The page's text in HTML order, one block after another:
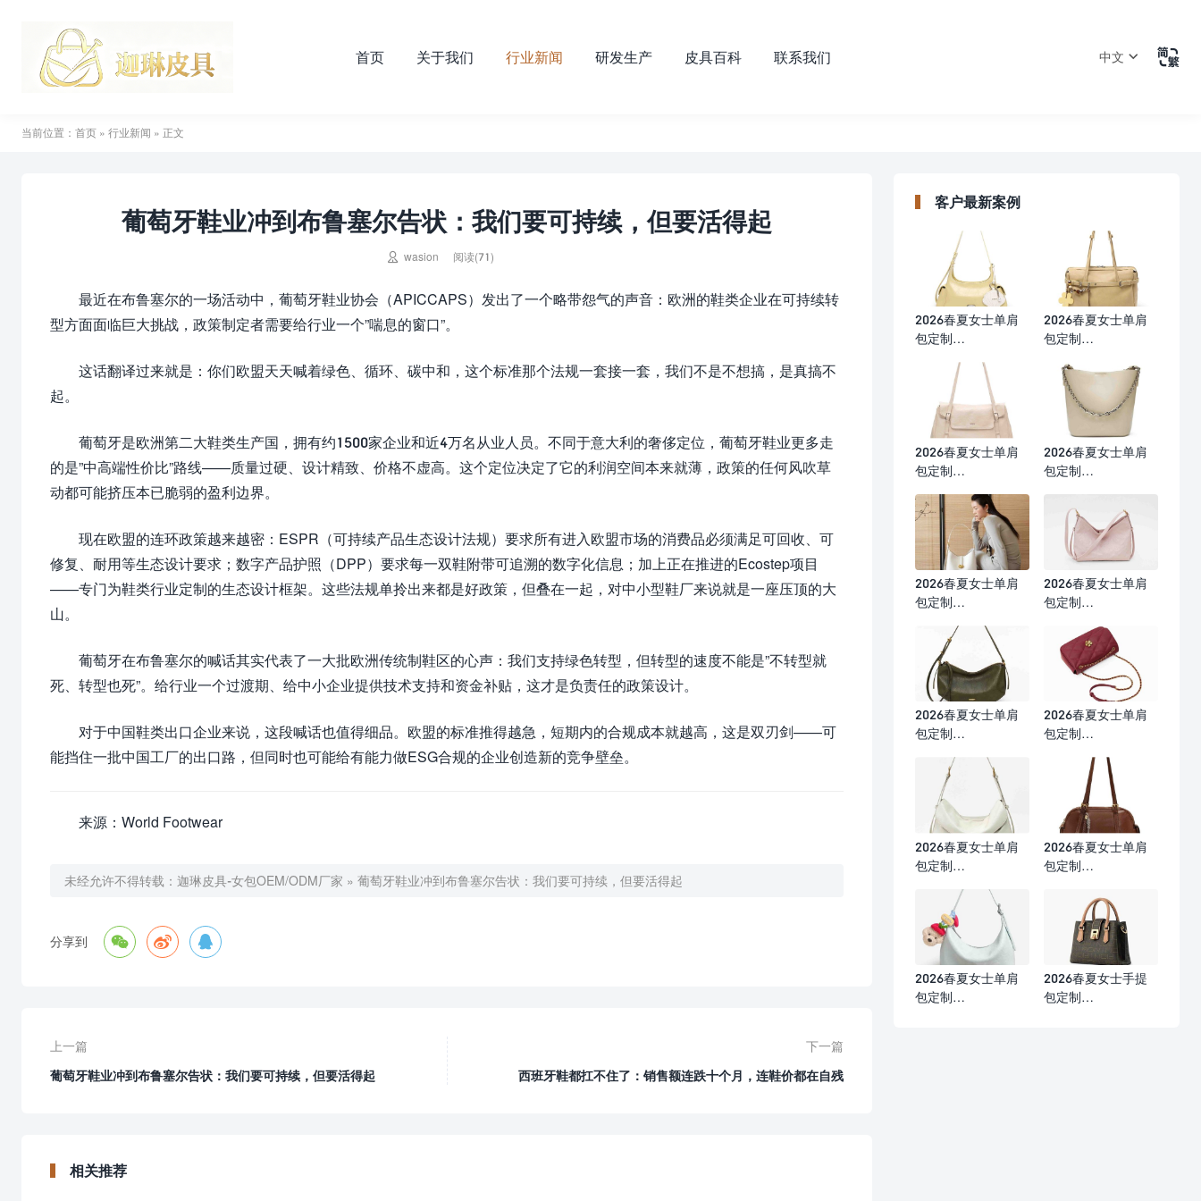

中文
首页 关于我们 行业新闻 研发生产 皮具百科 联系我们
当前位置： 首页 » 行业新闻 » 正文
葡萄牙鞋业冲到布鲁塞尔告状：我们要可持续，但要活得起
 wasion 阅读(71)
最近在布鲁塞尔的一场活动中，葡萄牙鞋业协会（APICCAPS）发出了一个略带怨气的声音：欧洲的鞋类企业在可持续转
型方面面临巨大挑战，政策制定者需要给行业一个”喘息的窗口”。
这话翻译过来就是：你们欧盟天天喊着绿色、循环、碳中和，这个标准那个法规一套接一套，我们不是不想搞，是真搞不
起。
葡萄牙是欧洲第二大鞋类生产国，拥有约1500家企业和近4万名从业人员。不同于意大利的奢侈定位，葡萄牙鞋业更多走
的是”中高端性价比”路线——质量过硬、设计精致、价格不虚高。这个定位决定了它的利润空间本来就薄，政策的任何风吹草
动都可能挤压本已脆弱的盈利边界。
现在欧盟的连环政策越来越密：ESPR（可持续产品生态设计法规）要求所有进入欧盟市场的消费品必须满足可回收、可
修复、耐用等生态设计要求；数字产品护照（DPP）要求每一双鞋附带可追溯的数字化信息；加上正在推进的Ecostep项目
——专门为鞋类行业定制的生态设计框架。这些法规单拎出来都是好政策，但叠在一起，对中小型鞋厂来说就是一座压顶的大
山。
葡萄牙在布鲁塞尔的喊话其实代表了一大批欧洲传统制鞋区的心声：我们支持绿色转型，但转型的速度不能是”不转型就
死、转型也死”。给行业一个过渡期、给中小企业提供技术支持和资金补贴，这才是负责任的政策设计。
对于中国鞋类出口企业来说，这段喊话也值得细品。欧盟的标准推得越急，短期内的合规成本就越高，这是双刃剑——可
能挡住一批中国工厂的出口路，但同时也可能给有能力做ESG合规的企业创造新的竞争壁垒。
来源：World Footwear
未经允许不得转载： 迦琳皮具-女包OEM/ODM厂家 » 葡萄牙鞋业冲到布鲁塞尔告状：我们要可持续，但要活得起
分享到   
上一篇
葡萄牙鞋业冲到布鲁塞尔告状：我们要可持续，但要活得起
下一篇
西班牙鞋都扛不住了：销售额连跌十个月，连鞋价都在自残
相关推荐
客户最新案例
2026春夏女士单肩
包定制
2026春夏女士单肩
包定制
2026春夏女士单肩
包定制
2026春夏女士单肩
包定制
2026春夏女士单肩
包定制
2026春夏女士单肩
包定制
2026春夏女士单肩
包定制
2026春夏女士单肩
包定制
2026春夏女士单肩
包定制
2026春夏女士单肩
包定制
2026春夏女士单肩
包定制
2026春夏女士手提
包定制